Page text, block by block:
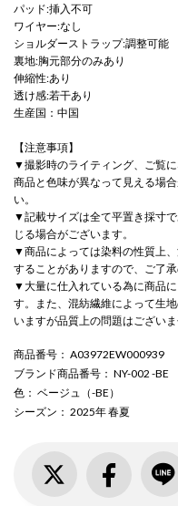
パッド:挿入不可
ワイヤー:なし
ショルダーストラップ:調整可能
裏地:胸元部分のみあり
伸縮性:あり
透け感:若干あり
生産国：中国
【注意事項】
▼撮影時のライティング、ご覧
商品と色味が異なって見える場
い。
▼記載サイズは全て平置き採寸
じる場合がございます。
▼商品によっては染料の性質上
することがありますので、ご了承
▼大量に仕入れている為に商品
す。また、混紡繊維によって生
いますが品質上の問題はござい
商品番号 ： A03972EW000939
ブランド商品番号 ： NY-002 -BE
色 ： ベージュ（-BE）
シーズン ： 2025年 春夏